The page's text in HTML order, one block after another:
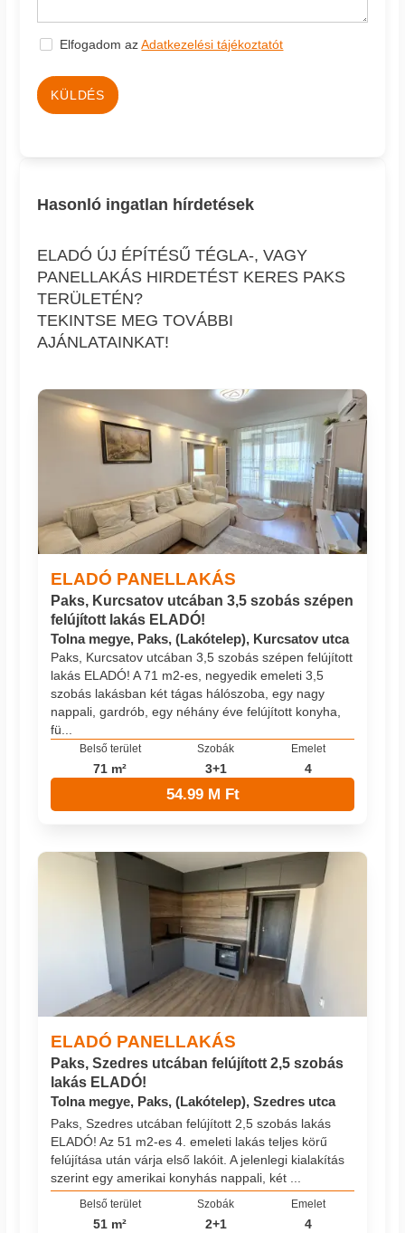
Elfogadom azAdatkezelési tájékoztatót
KÜLDÉS
Hasonló ingatlan hírdetések
ELADÓ ÚJ ÉPÍTÉSŰ TÉGLA-, VAGY
PANELLAKÁS HIRDETÉST KERES PAKS
TERÜLETÉN?
TEKINTSE MEG TOVÁBBI
AJÁNLATAINKAT!
ELADÓ PANELLAKÁS
Paks, Kurcsatov utcában 3,5 szobás szépen
felújított lakás ELADÓ!
Tolna megye, Paks, (Lakótelep), Kurcsatov utca
Paks, Kurcsatov utcában 3,5 szobás szépen felújított
lakás ELADÓ! A 71 m2-es, negyedik emeleti 3,5
szobás lakásban két tágas hálószoba, egy nagy
nappali, gardrób, egy néhány éve felújított konyha,
fü...
Belső terület
71 m²
Szobák
3+1
Emelet
4
54.99 M Ft
ELADÓ PANELLAKÁS
Paks, Szedres utcában felújított 2,5 szobás
lakás ELADÓ!
Tolna megye, Paks, (Lakótelep), Szedres utca
Paks, Szedres utcában felújított 2,5 szobás lakás
ELADÓ! Az 51 m2-es 4. emeleti lakás teljes körű
felújítása után várja első lakóit. A jelenlegi kialakítás
szerint egy amerikai konyhás nappali, két ...
Belső terület
51 m²
Szobák
2+1
Emelet
4